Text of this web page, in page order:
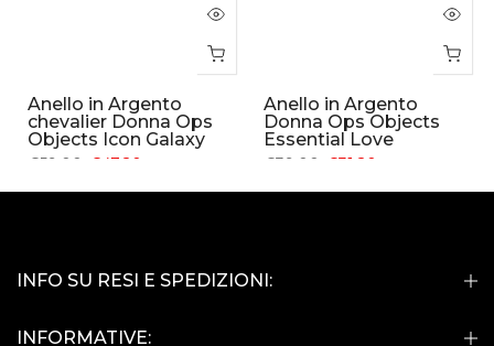
Anello in Argento
chevalier Donna Ops
Objects Icon Galaxy
€59.00 €47.20
Anello in Argento
Donna Ops Objects
Essential Love
€39.00 €31.20
INFO SU RESI E SPEDIZIONI:
INFORMATIVE: